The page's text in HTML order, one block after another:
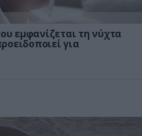
εμφανίζεται τη νύχτα
για